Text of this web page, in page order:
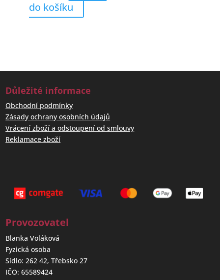
do košíku
Důležité informace
Obchodní podmínky
Zásady ochrany osobních údajů
Vrácení zboží a odstoupení od smlouvy
Reklamace zboží
Provozovatel
Blanka Voláková
Fyzická osoba
Sídlo: 262 42, Třebsko 27
IČO: 65589424